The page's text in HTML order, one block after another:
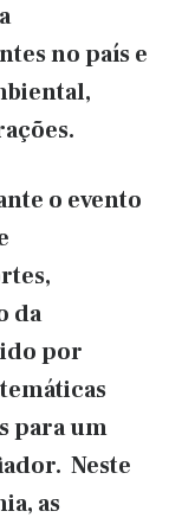
no país e
o evento
da
por
para um
Neste
as